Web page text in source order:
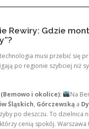
Rewiry: Gdzie
musi przebić się
po regionie szybciej niż
i okolice): Na
Śląskich, Górczewskąa
po deszczu. To dzielnica
cenią spokój. Warszawa